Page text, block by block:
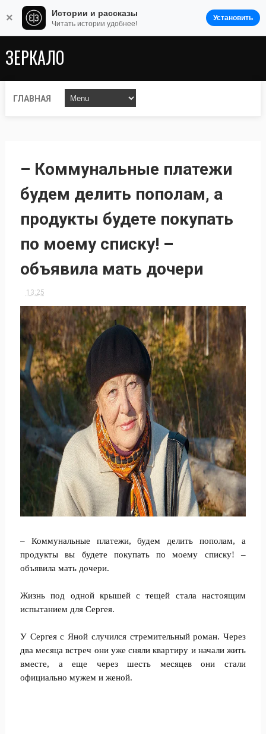
ЗЕРКАЛО
ГЛАВНАЯ
– Коммунальные платежи
будем делить пополам, а
продукты будете покупать
по моему списку! –
объявила мать дочери
13:25
– Коммунальные платежи, будем делить пополам, а
продукты вы будете покупать по моему списку! –
объявила мать дочери.
Жизнь под одной крышей с тещей стала настоящим
испытанием для Сергея.
У Сергея с Яной случился стремительный роман. Через
два месяца встреч они уже сняли квартиру и начали жить
вместе, а еще через шесть месяцев они стали
официально мужем и женой.
× Истории и рассказы
Читать истории удобнее!
Установить